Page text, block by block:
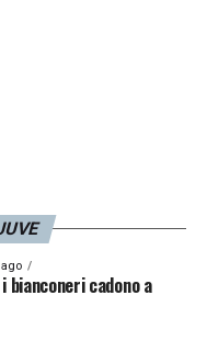
bianconeri cadono a